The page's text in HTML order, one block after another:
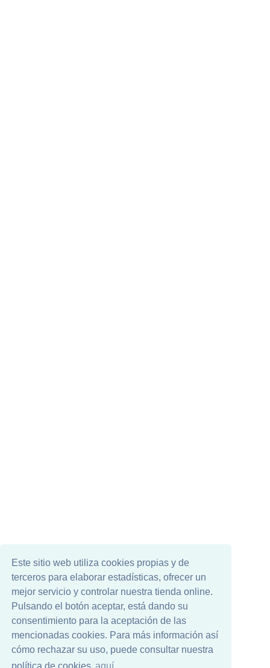
Este sitio web utiliza cookies propias y de
terceros para elaborar estadísticas, ofrecer un
mejor servicio y controlar nuestra tienda online.
Pulsando el botón aceptar, está dando su
consentimiento para la aceptación de las
mencionadas cookies. Para más información así
cómo rechazar su uso, puede consultar nuestra